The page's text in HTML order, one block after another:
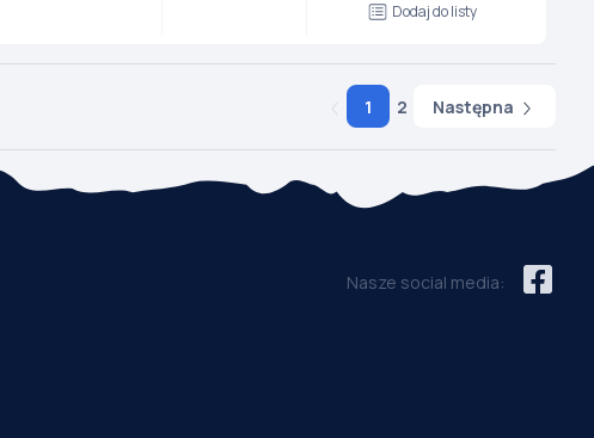
Dodaj do listy
1 2 Następna
Nasze social media: